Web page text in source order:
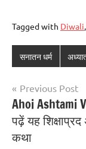
Tagged with Diwali,
सनातन धर्म
Previous Post
Ahoi Ashtami
पढ़ें यह
कथा